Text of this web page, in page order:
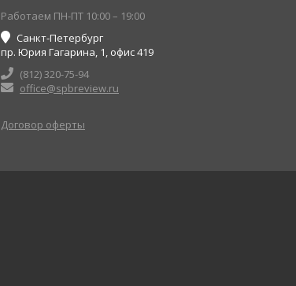
Работаем ПН-ПТ 10:00 – 19:00
Санкт-Петербург
пр. Юрия Гагарина, 1, офис 419
(812) 320-75-94
office@spbreview.ru
Договор оферты